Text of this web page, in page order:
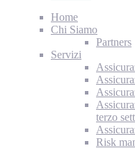
Home
Chi Siamo
Partners
Servizi
terzo
Risk